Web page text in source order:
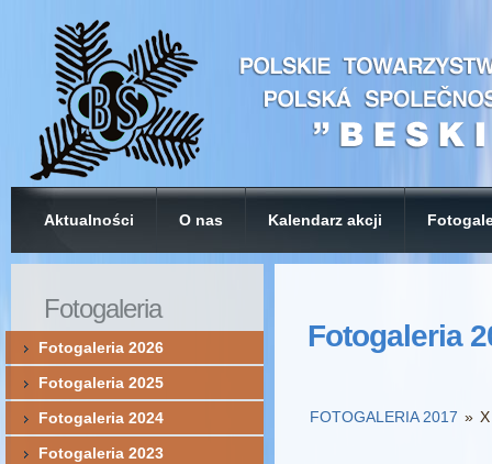
Aktualności O nas Kalendarz akcji
Fotogaleria
FOTOGALERIA 2017 »
Fotogaleria
Fotogaleria 2026
Fotogaleria 2025
Fotogaleria 2024
Fotogaleria 2023